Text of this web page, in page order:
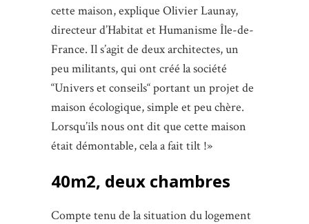
cette maison, explique Olivier Launay,
directeur d’Habitat et Humanisme Île-de-
France. Il s’agit de deux architectes, un
peu militants, qui ont créé la société
“Univers et conseils“ portant un projet de
maison écologique, simple et peu chère.
Lorsqu’ils nous ont dit que cette maison
était démontable, cela a fait tilt !»
40m2, deux chambres
Compte tenu de la situation du logement